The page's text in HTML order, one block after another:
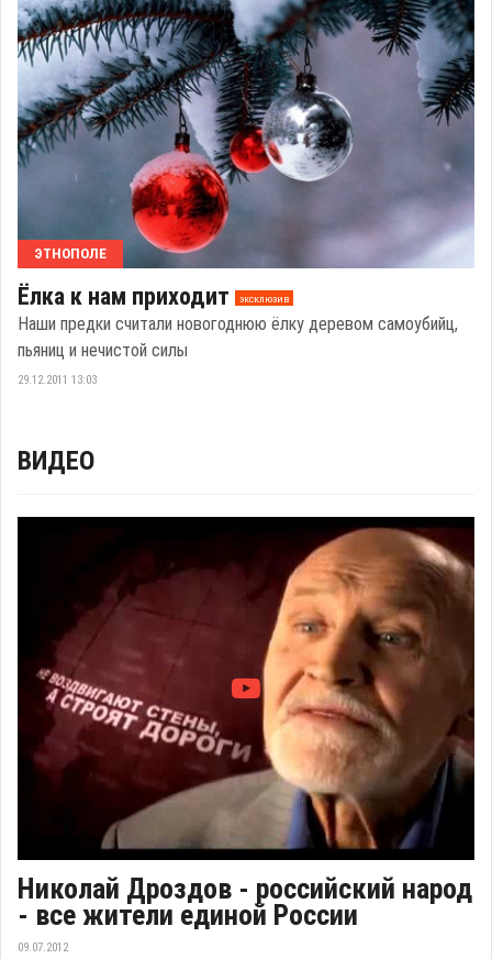
ЭТНОПОЛЕ
Ёлка к нам приходит эксклюзив
Наши предки считали новогоднюю ёлку деревом самоубийц,
пьяниц и нечистой силы
29.12.2011 13:03
ВИДЕО
Николай Дроздов - российский народ
- все жители единой России
09.07.2012